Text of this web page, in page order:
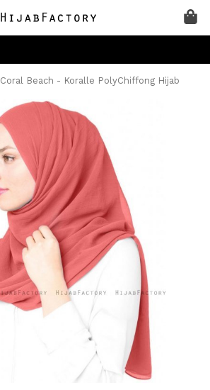
Coral Beach - Koralle PolyChiffong Hijab